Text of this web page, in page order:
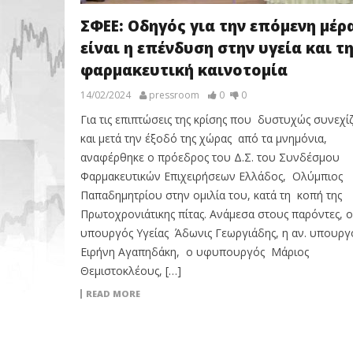
ΣΦΕΕ: Οδηγός για την επόμενη
είναι η επένδυση στην υγεία και
φαρμακευτική καινοτομία
14/02/2024 pressroom 0 0
Για τις επιπτώσεις της κρίσης που δυστυχώς
και μετά την έξοδό της χώρας από τα μνημόνια,
αναφέρθηκε ο πρόεδρος του Δ.Σ. του Συνδέσμου
Φαρμακευτικών Επιχειρήσεων Ελλάδος, Ολύμπιος
Παπαδημητρίου στην ομιλία του, κατά τη κοπή της
Πρωτοχρονιάτικης πίτας. Ανάμεσα στους παρόντες, ο
υπουργός Υγείας Άδωνις Γεωργιάδης, η αν.
Ειρήνη Αγαπηδάκη, ο υφυπουργός Μάριος
Θεμιστοκλέους, […]
READ MORE